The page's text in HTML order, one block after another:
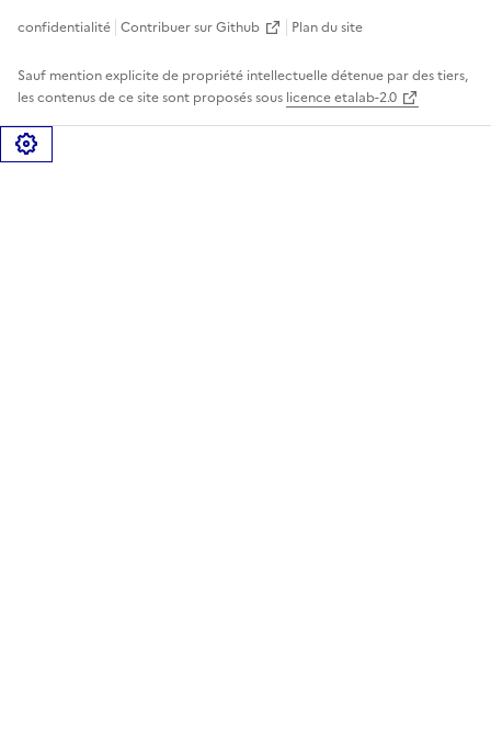
confidentialité Contribuer sur Github Plan du site
Sauf mention explicite de propriété intellectuelle détenue par des tiers,
les contenus de ce site sont proposés sous licence etalab-2.0
Gérer les cookies